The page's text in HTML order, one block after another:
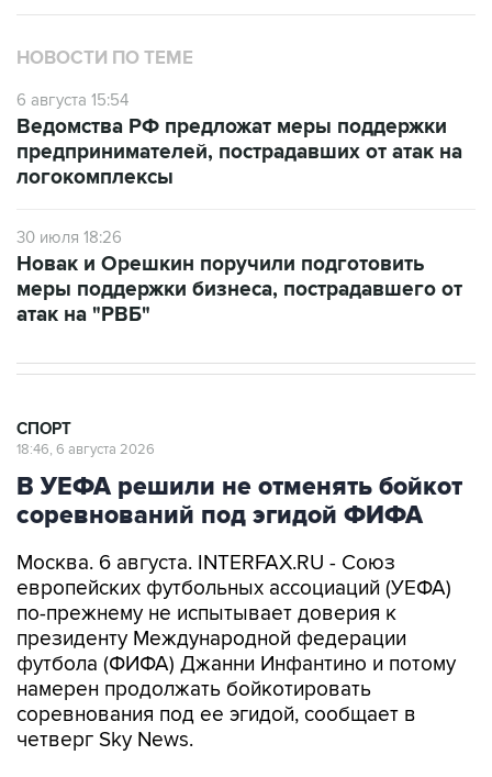
НОВОСТИ ПО ТЕМЕ
6 августа 15:54
предпринимателей, пострадавших от атак на
логокомплексы
меры поддержки бизнеса, пострадавшего от
атак на "РВБ"
В УЕФА решили не отменять бойкот
соревнований под эгидой ФИФА
Москва. 6 августа. INTERFAX.RU - Союз
по-прежнему не испытывает доверия к
президенту Международной федерации
футбола (ФИФА) Джанни Инфантино и потому
намерен продолжать бойкотировать
соревнования под ее эгидой, сообщает в
четверг Sky News.
"В УЕФА очень четко обозначили условия,